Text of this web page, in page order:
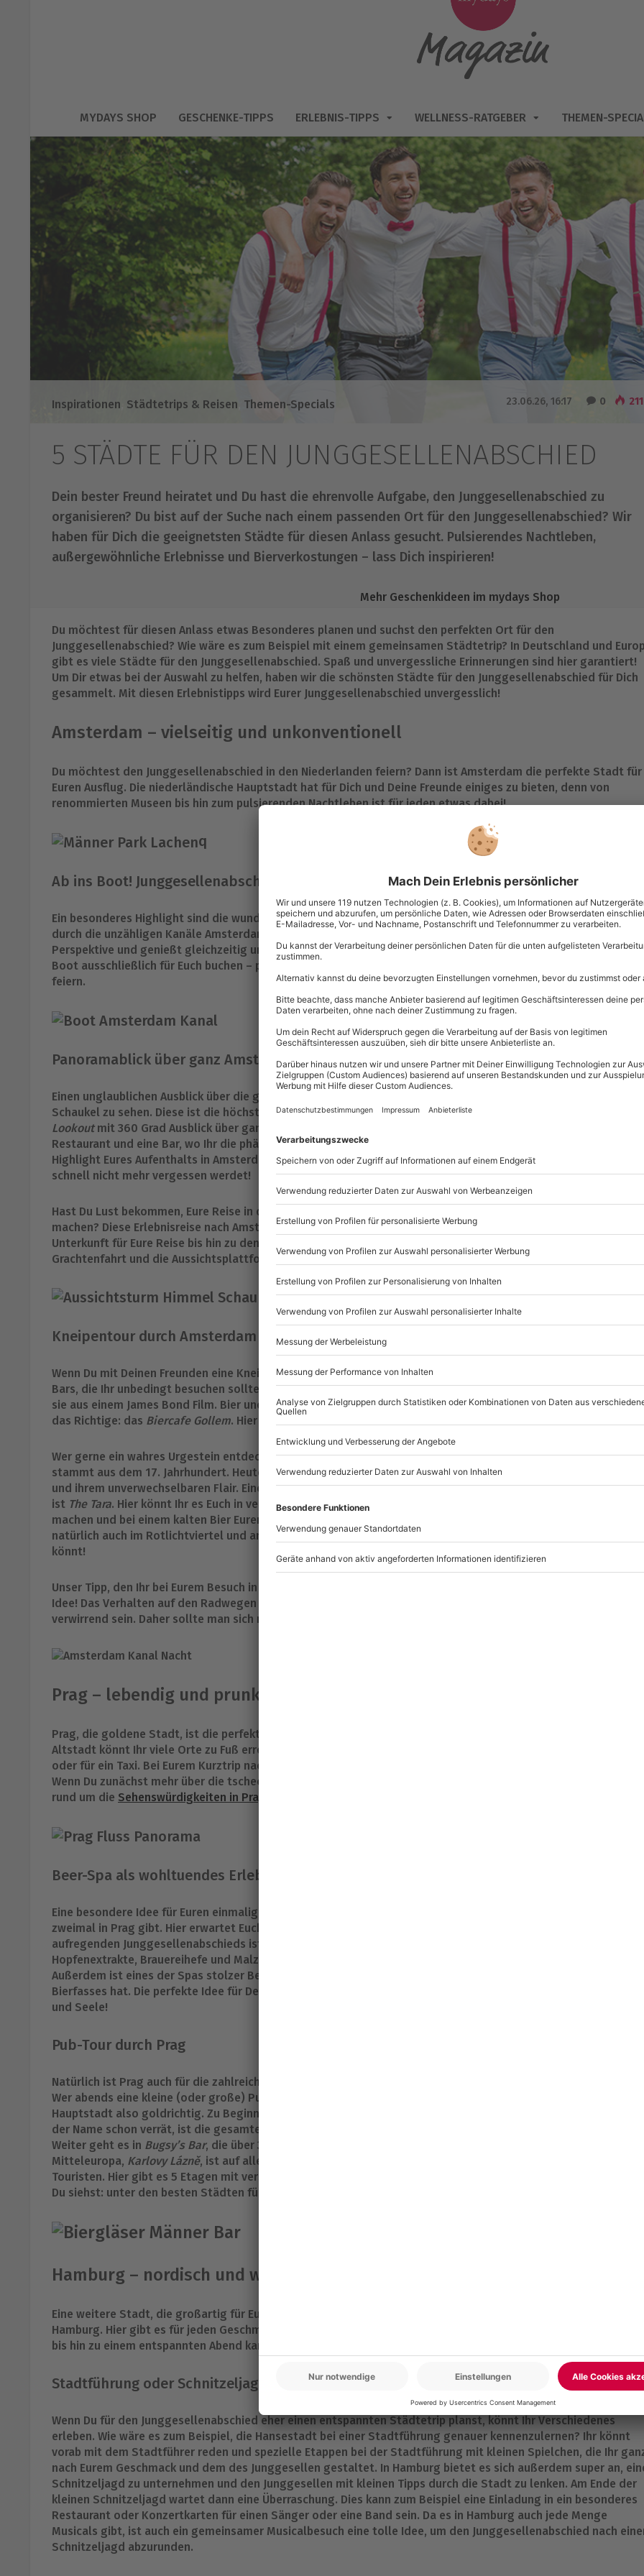
MYDAYS SHOP GESCHENKE-TIPPS ERLEBNIS-TIPPS WELLNESS-RATGEBER THEMEN-
Inspirationen Städtetrips & Reisen Themen-Specials 23.06.26, 16:17 0
5 STÄDTE FÜR DEN JUNGGESELLENABSCHIED
Dein bester Freund heiratet und Du hast die ehrenvolle Aufgabe, den Junggesellenabschied zu
organisieren? Du bist auf der Suche nach einem passenden Ort für den Junggesellenabschied? Wir
haben für Dich die geeignetsten Städte für diesen Anlass gesucht. Pulsierendes Nachtleben,
außergewöhnliche Erlebnisse und Bierverkostungen – lass Dich inspirieren!
Mehr Geschenkideen im mydays Shop
Du möchtest für diesen Anlass etwas Besonderes planen und suchst den perfekten Ort für den
Junggesellenabschied? Wie wäre es zum Beispiel mit einem gemeinsamen Städtetrip? In Deutschland und
gibt es viele Städte für den Junggesellenabschied. Spaß und unvergessliche Erinnerungen sind hier garantiert!
Um Dir etwas bei der Auswahl zu helfen, haben wir die schönsten Städte für den Junggesellenabschied für Dich
gesammelt. Mit diesen Erlebnistipps wird Eurer Junggesellenabschied unvergesslich!
Amsterdam – vielseitig und unkonventionell
Du möchtest den Junggesellenabschied in den Niederlanden feiern? Dann ist Amsterdam die perfekte Stadt für
Euren Ausflug. Die niederländische Hauptstadt hat für Dich und Deine Freunde einiges zu bieten, denn von
renommierten Museen bis hin zum pulsierenden Nachtleben ist für jeden etwas dabei!
q
Ab ins Boot! Junggesellenabschied auf dem Kanal
Ein besonderes Highlight sind die wunderschönen Grachten der Stadt. Wie wäre es also mit einer Bootsfahrt
durch die unzähligen Kanäle Amsterdams? Dabei entdeckt Ihr die historische Stadt aus einer anderen
Perspektive und genießt gleichzeitig unvergessliche Momente mit den Jungs. Häufig könnt Ihr auch ein ganzes
Boot ausschließlich für Euch buchen – perfekt um einen gelungenen Junggesellenabschied in Amsterdam zu
feiern.
Panoramablick über ganz Amsterdam
Einen unglaublichen Ausblick über die gesamte Stadt bekommt Ihr bei einem Besuch der „
Schaukel zu sehen. Diese ist die höchste Schaukel Europas und befindet sich auf dem Aussichtsdeck
Lookoutmit 360 Grad Ausblick über ganz Amsterdam. Außerdem gibt es auf der Aussichtsplattform ein
Restaurant und eine Bar, wo Ihr die phänomenale Kulisse des Hafens genießen könnt. Dieses Erlebnis wird ein
Highlight Eures Aufenthalts in Amsterdam und sorgt dafür, dass Ihr den Junggesellenabschied des Bräutigams
schnell nicht mehr vergessen werdet!
Hast Du Lust bekommen, Eure Reise in die niederländische Hauptstadt zu einem spektakulärem Wochenendtrip
machen? Diese Erlebnisreise nach Amsterdam bietet, was das Herz eines Junggesellen begehrt. Von der
Unterkunft für Eure Reise bis hin zu den Erlebnissen ist für alles gesorgt. Unter anderem erwartet Euch eine
Grachtenfahrt und die Aussichtsplattform A´dam Lookout.Einfach perfekt für einen Ausflug mit Jungs.
Kneipentour durch Amsterdam
Wenn Du mit Deinen Freunden eine Kneipentour durch Amsterdam unternehmen möchtest, gibt es einige coole
Bars, die Ihr unbedingt besuchen solltet. Sehenswert ist auf alle Fälle dieVesper Bar, die beinahe wirkt, als
sie aus einem James Bond Film. Bier und Cocktails warten hier auf Euch. Für wahre Bierfans ist diese Bar genau
das Richtige: das Biercafe Gollem. Hier gibt es hunderte von Craft-Biersorten, die Ihr ausprobieren könnt.
Wer gerne ein wahres Urgestein entdecken möchte, sollte unbedingtHanneke’s Boombesuchen. Die Kneipe
stammt aus dem 17. Jahrhundert. Heute überzeugt sie vor allem mit ihrem gemütlichen Außenbereich am Wasser
und ihrem unverwechselbaren Flair. Eine weitere Bar, welche streng genommen gleich drei Kneipen in sich
ist The Tara. Hier könnt Ihr es Euch in verschiedenen Räumen oder auf einer der beiden Terrassen gemütlich
machen und bei einem kalten Bier Euren Junggesellenabschied feiern. Solltet Ihr weitere Bars suchen, gibt es
natürlich auch im Rotlichtviertel und am Rembrandtplein viele unterschiedliche Bars, die Ihr unsicher machen
könnt!
Unser Tipp, den Ihr bei Eurem Besuch in Amsterdam beachten solltet: Betrunken Radfahren ist definitiv keine
Idee! Das Verhalten auf den Radwegen in Holland folgt ganz eigenen Gesetzen und kann manchmal schon etwas
verwirrend sein. Daher sollte man sich nur mit klarem Verstand auf einen Drahtesel setzen!
Prag – lebendig und prunkvoll
Prag, die goldene Stadt, ist die perfekte Stadt für den Junggesellenabschied mit Deinen Liebsten. In der Prager
Altstadt könnt Ihr viele Orte zu Fuß erreichen, dadurch spart Ihr Euch Kosten für die öffentlichen Verkehrsmittel
oder für ein Taxi. Bei Eurem Kurztrip nach Prag könnt Ihr, je nach Geschmack, ganz verschiedene Dinge erleben.
Wenn Du zunächst mehr über die tschechische Hauptstadt wissen möchtest, kannst Du Dich in unserem Artikel
rund um die Sehenswürdigkeiten in Prag
Beer-Spa als wohltuendes Erlebnis für den Junggesellenabschied in Prag
Eine besondere Idee für Euren einmaligen Kurztrip stellt ein Besuch im original
zweimal in Prag gibt. Hier erwartet Euch ein besonderes Wellnessprogramm, das perfekt für den Ausklang eines
aufregenden Junggesellenabschieds ist. In diesem Spa gibt es ein Bierbad, das mit böhmischem Bier gefüllt
Hopfenextrakte, Brauereihefe und Malz haben verschiedene Wirkungen, die wohltuend auf den Körper wirken.
Außerdem ist eines der Spas stolzer Besitzer einer Hopfensauna mit Hopfenessenzen, welche die Form eines
Bierfasses hat. Die perfekte Idee für Deinen Junggesellenabschied und zugleich auch noch gut für Körper, Geist
und Seele!
Pub-Tour durch Prag
Natürlich ist Prag auch für die zahlreichen Bars und Diskotheken bekannt, die in der ganzen Stadt verteilt sind.
Wer abends eine kleine (oder große) Pub-Tour mit seinen Freunden unternehmen möchte, ist in der
Hauptstadt also goldrichtig. Zu Beginn Eurer Tour durch Prag solltet Ihr in der
der Name schon verrät, ist die gesamte Bar ein riesen Bett, eine der wohl bekanntesten Cocktailbars in Prag.
Weiter geht es in Bugsy’s Bar, die über 300 Cocktails und weitere tolle Drinks auf der Karte hat. Der größte Club
Mitteleuropa, Karlovy Lázně, ist auf alle Fälle einen Besuch wert. Hier feiern sowohl Einheimische als auch
Touristen. Hier gibt es 5 Etagen mit verschiedenen Musikrichtungen, um Euren Junggesellenabschied
Du siehst: unter den besten Städten für den Junggesellenabschied ist Prag definitiv eine hervorragende Option!
Hamburg – nordisch und weltoffen
Eine weitere Stadt, die großartig für Euren Junggesellenabschied ist, findest Du im Norden Deutschlands:
Hamburg. Hier gibt es für jeden Geschmack das richtige Programm, denn von einem ereignisreichen Clubbesuch
bis hin zu einem entspannten Abend kannst Du hier mit Deinen Freunden alles erleben.
Stadtführung oder Schnitzeljagd durch Hamburg
Wenn Du für den Junggesellenabschied eher einen entspannten Städtetrip planst, könnt Ihr Verschiedenes
erleben. Wie wäre es zum Beispiel, die Hansestadt bei einer Stadtführung genauer kennenzulernen? Ihr könnt
vorab mit dem Stadtführer reden und spezielle Etappen bei der Stadtführung mit kleinen Spielchen, die Ihr
nach Eurem Geschmack und dem des Junggesellen gestaltet. In Hamburg bietet es sich außerdem super an,
Schnitzeljagd zu unternehmen und den Junggesellen mit kleinen Tipps durch die Stadt zu lenken. Am Ende der
kleinen Schnitzeljagd wartet dann eine Überraschung. Dies kann zum Beispiel eine Einladung in ein besonderes
Restaurant oder Konzertkarten für einen Sänger oder eine Band sein. Da es in Hamburg auch jede Menge
Musicals gibt, ist auch ein gemeinsamer Musicalbesuch eine tolle Idee, um den Junggesellenabschied nach
Schnitzeljagd abzurunden.